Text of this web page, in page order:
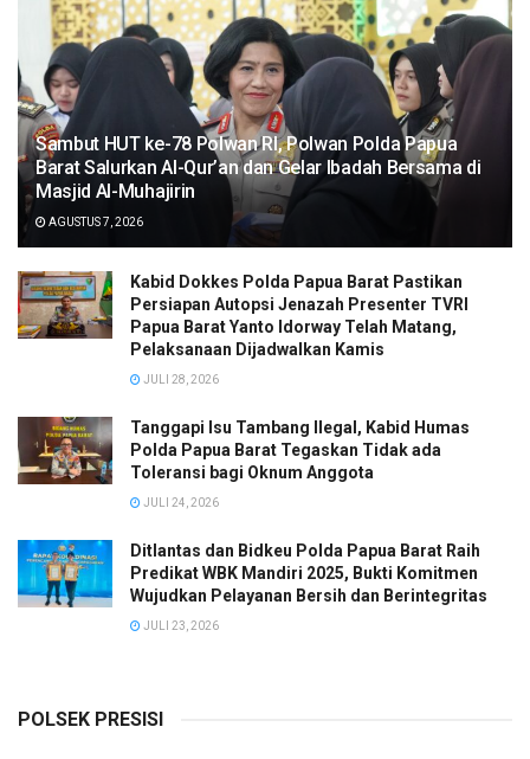
Sambut HUT ke-78 Polwan RI, Polwan Polda Papua
Barat Salurkan Al-Qur’an dan Gelar Ibadah Bersama di
Masjid Al-Muhajirin
AGUSTUS 7, 2026
Kabid Dokkes Polda Papua Barat Pastikan
Persiapan Autopsi Jenazah Presenter TVRI
Papua Barat Yanto Idorway Telah Matang,
Pelaksanaan Dijadwalkan Kamis
JULI 28, 2026
Tanggapi Isu Tambang Ilegal, Kabid Humas
Polda Papua Barat Tegaskan Tidak ada
Toleransi bagi Oknum Anggota
JULI 24, 2026
Ditlantas dan Bidkeu Polda Papua Barat Raih
Predikat WBK Mandiri 2025, Bukti Komitmen
Wujudkan Pelayanan Bersih dan Berintegritas
JULI 23, 2026
POLSEK PRESISI